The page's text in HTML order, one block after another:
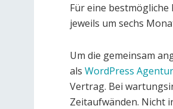
Für eine
jeweils um sechs
Um die gemeinsam
als WordPress Agentur
Vertrag. Bei
Zeitaufwänden. Nicht